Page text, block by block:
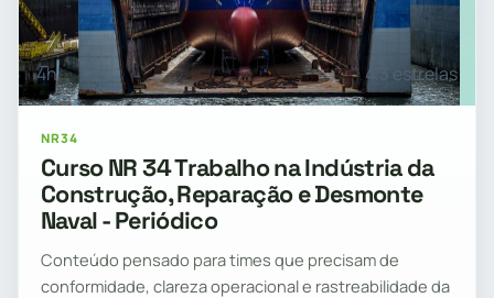
4h 4.3 estrelas
NR34
Curso NR 34 Trabalho na Indústria da
Construção, Reparação e Desmonte
Naval - Periódico
Conteúdo pensado para times que precisam de
conformidade, clareza operacional e rastreabilidade da